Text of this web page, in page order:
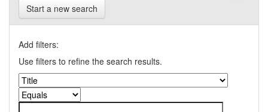
Start a new search
Add filters:
Use filters to refine the search results.